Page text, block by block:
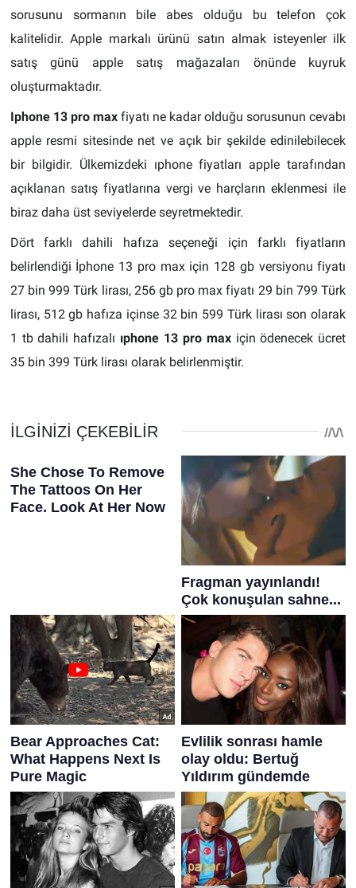
sorusunu sormanın bile abes olduğu bu telefon çok
kalitelidir. Apple markalı ürünü satın almak isteyenler ilk
satış günü apple satış mağazaları önünde kuyruk
oluşturmaktadır.
Iphone 13 pro maxfiyatı ne kadar olduğu sorusunun cevabı
apple resmi sitesinde net ve açık bir şekilde edinilebilecek
bir bilgidir. Ülkemizdeki ıphone fiyatları apple tarafından
açıklanan satış fiyatlarına vergi ve harçların eklenmesi ile
biraz daha üst seviyelerde seyretmektedir.
Dört farklı dahili hafıza seçeneği için farklı fiyatların
belirlendiği İphone 13 pro max için 128 gb versiyonu fiyatı
27 bin 999 Türk lirası, 256 gb pro max fiyatı 29 bin 799 Türk
lirası, 512 gb hafıza içinse 32 bin 599 Türk lirası son olarak
1 tb dahili hafızalı ıphone 13 pro maxiçin ödenecek ücret
35 bin 399 Türk lirası olarak belirlenmiştir.